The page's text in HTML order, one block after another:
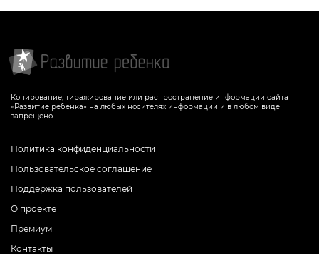
Копирование, тиражирование или распространение информации сайта
«Развитие ребенка» на любых носителях информации и в любом виде
запрещено.
Политика конфиденциальности
Пользовательское соглашение
Поддержка пользователей
О проекте
Премиум
Контакты